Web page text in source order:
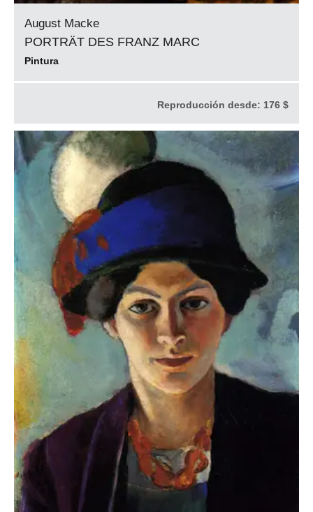
August Macke
PORTRÄT DES FRANZ MARC
Pintura
Reproducción desde: 176 $